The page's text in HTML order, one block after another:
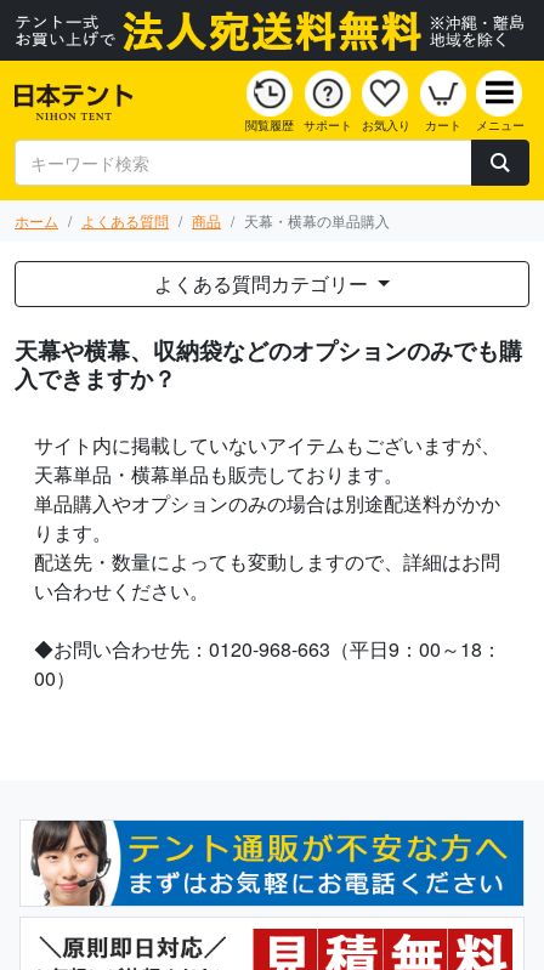
閲覧履歴 サポート お気入り カート メニュー
ホーム よくある質問 商品 天幕・横幕の単品購入
よくある質問カテゴリー
天幕や横幕、収納袋などのオプションのみでも購
入できますか？
サイト内に掲載していないアイテムもございますが、
天幕単品・横幕単品も販売しております。
単品購入やオプションのみの場合は別途配送料がかか
ります。
配送先・数量によっても変動しますので、詳細はお問
い合わせください。
◆お問い合わせ先：0120-968-663（平日9：00～18：
00）